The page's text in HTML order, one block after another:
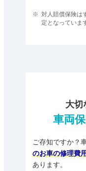
※ 対人賠償保険は
定となっていま
大切
車両
ご存知ですか？
のお車の修理費
あります。